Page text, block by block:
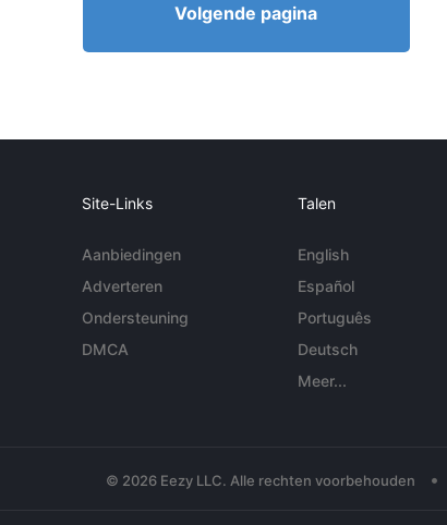
Volgende pagina
Site-Links
Aanbiedingen
Adverteren
Ondersteuning
DMCA
Talen
English
Español
Português
Deutsch
Meer...
© 2026 Eezy LLC. Alle rechten voorbehouden •